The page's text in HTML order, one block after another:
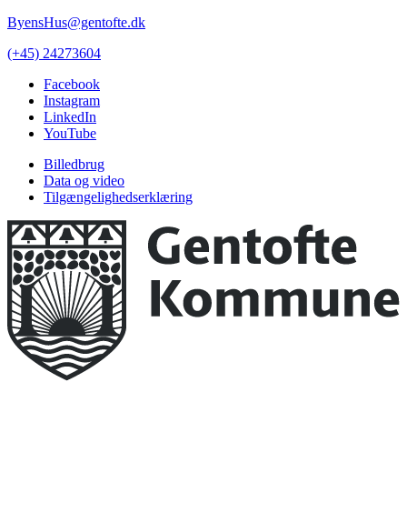
ByensHus@gentofte.dk
(+45) 24273604
Facebook
Instagram
LinkedIn
YouTube
Billedbrug
Data og video
Tilgængelighedserklæring